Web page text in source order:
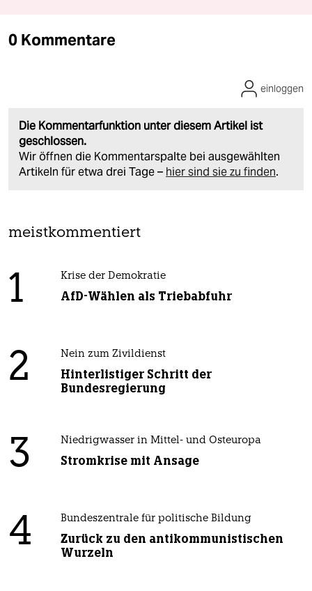
0 Kommentare
Die Kommentarfunktion unter diesem Artikel ist
geschlossen.
Wir öffnen die Kommentarspalte bei ausgewählten
Artikeln für etwa drei Tage – hier sind sie zu finden.
einloggen
meistkommentiert
1 Krise der Demokratie
AfD-Wählen als Triebabfuhr
2 Nein zum Zivildienst
Hinterlistiger Schritt der
Bundesregierung
3 Niedrigwasser in Mittel- und Osteuropa
Stromkrise mit Ansage
4 Bundeszentrale für politische Bildung
Zurück zu den antikommunistischen
Wurzeln